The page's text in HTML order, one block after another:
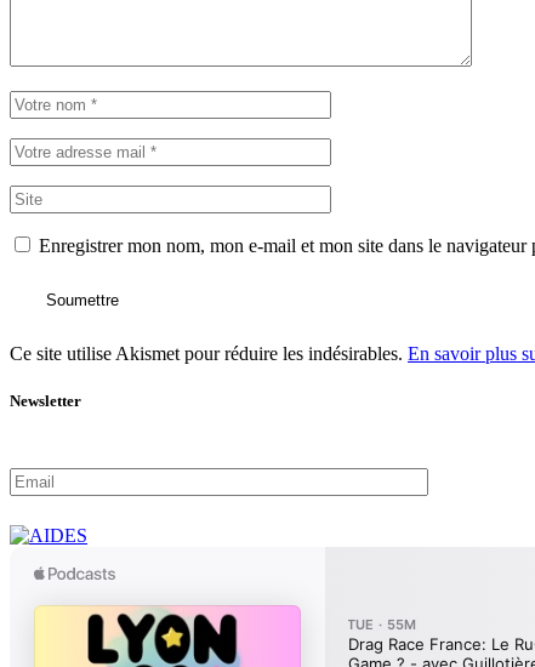
Enregistrer mon nom, mon e-mail et mon site dans le
Soumettre
Ce site utilise Akismet pour réduire les indésirables. En savoir plus
Newsletter